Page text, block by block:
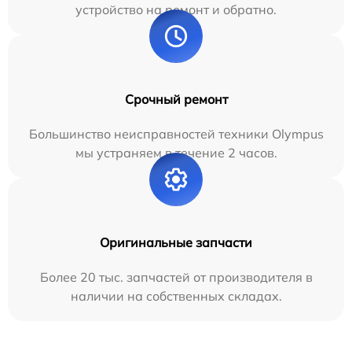
устройство на ремонт и обратно.
Срочный ремонт
Большинство неисправностей техники Olympus
мы устраняем в течение 2 часов.
Оригинальные запчасти
Более 20 тыс. запчастей от производителя в
наличии на собственных складах.